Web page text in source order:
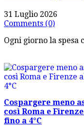
31 Luglio 2026
Comments (0)
Ogni giorno la
Cospargere meno
così Roma e
fino a 4°C